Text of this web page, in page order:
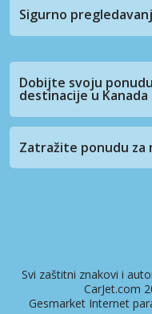
Sigurno
Dobijte svoju
destinacije u Kanada
Zatražite ponudu za
Svi zaštitni znakovi i
CarJet.com
Gesmarket Internet